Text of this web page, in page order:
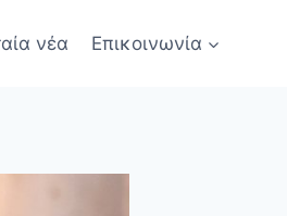
νέα Επικοινωνία